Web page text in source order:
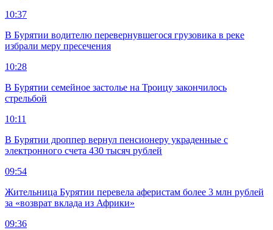
10:37
В Бурятии водителю перевернувшегося грузовика в реке
избрали меру пресечения
10:28
В Бурятии семейное застолье на Троицу закончилось
стрельбой
10:11
В Бурятии дроппер вернул пенсионеру украденные с
электронного счета 430 тысяч рублей
09:54
Жительница Бурятии перевела аферистам более 3 млн рублей
за «возврат вклада из Африки»
09:36